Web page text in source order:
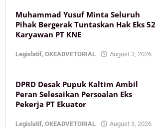
Muhammad Yusuf Minta Seluruh
Pihak Bergerak Tuntaskan Hak Eks 52
Karyawan PT KNE
Legislatif, OKEADVETORIAL August 3, 2026
DPRD Desak Pupuk Kaltim Ambil
Peran Selesaikan Persoalan Eks
Pekerja PT Ekuator
Legislatif, OKEADVETORIAL August 3, 2026